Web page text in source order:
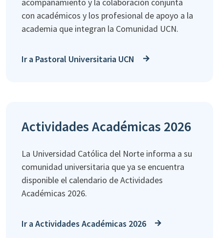
con académicos y los profesional de apoyo a la
academia que integran la Comunidad UCN.
Ir a Pastoral Universitaria UCN
Actividades Académicas 2026
La Universidad Católica del Norte informa a su
comunidad universitaria que ya se encuentra
disponible el calendario de Actividades
Académicas 2026.
Ir a Actividades Académicas 2026